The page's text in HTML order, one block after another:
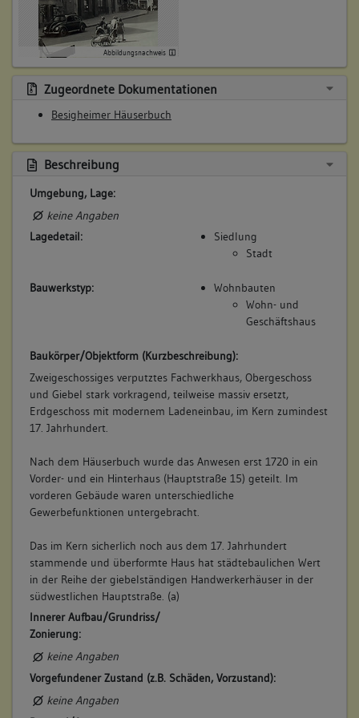
5. Besitzer:in:
(1738)
Bemerkung Familie:
Bemerkung Besitz:
kauft Anteil von Witwe Vettmann
Beschreibung:
Haus
Beruf / Amt / Titel:
Betroffene Gebäudeteile:
Dachgeschoss(e)
6. Besitzer:in:
(1738 - 1764)
Fux (Fuchs), Hans Georg
Bemerkung Familie:
kauft von Semmler
Beschreibung:
Haus
Metzger
Betroffene Gebäudeteile:
Erdgeschoss
Obergeschoss(e)
Dachgeschoss(e)
Untergeschoss(e)
Abbildungsnachweis
Zugeordnete Dokumentationen
Besigheimer Häuserbuch
Beschreibung
Umgebung, Lage:
keine Angaben
Lagedetail:
Siedlung
Stadt
Bauwerkstyp:
Wohnbauten
Wohn- und
Geschäftshaus
Baukörper/Objektform (Kurzbeschreibung):
Zweigeschossiges verputztes Fachwerkhaus, Obergeschoss
und Giebel stark vorkragend, teilweise massiv ersetzt,
Erdgeschoss mit modernem Ladeneinbau, im Kern zumindest
17. Jahrhundert.
Nach dem Häuserbuch wurde das Anwesen erst 1720 in ein
Vorder- und ein Hinterhaus (Hauptstraße 15) geteilt. Im
vorderen Gebäude waren unterschiedliche
Gewerbefunktionen untergebracht.
Das im Kern sicherlich noch aus dem 17. Jahrhundert
stammende und überformte Haus hat städtebaulichen Wert
in der Reihe der giebelständigen Handwerkerhäuser in der
südwestlichen Hauptstraße. (a)
Innerer Aufbau/Grundriss/
Zonierung:
keine Angaben
Vorgefundener Zustand (z.B. Schäden, Vorzustand):
keine Angaben